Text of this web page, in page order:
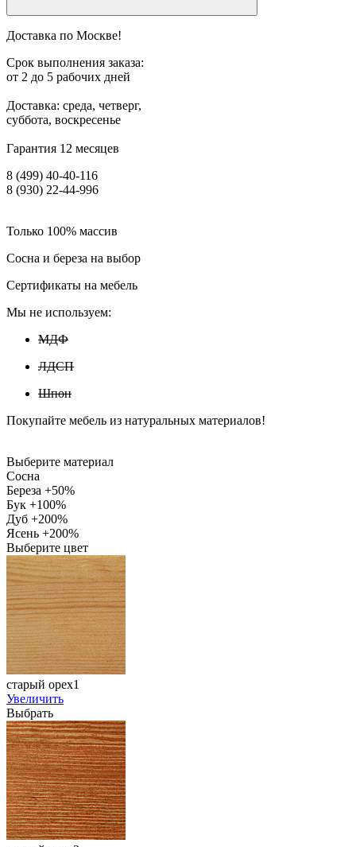
Доставка по Москве!
Срок выполнения заказа:
от 2 до 5 рабочих дней
Доставка: среда, четверг,
суббота, воскресенье
Гарантия 12 месяцев
8 (499) 40-40-116
8 (930) 22-44-996
Только 100% массив
Сосна и береза на выбор
Сертификаты на мебель
Мы не используем:
МДФ
ЛДСП
Шпон
Покупайте мебель из натуральных материалов!
Выберите материал
Сосна
Береза +50%
Бук +100%
Дуб +200%
Ясень +200%
Выберите цвет
старый орех1
Увеличить
Выбрать